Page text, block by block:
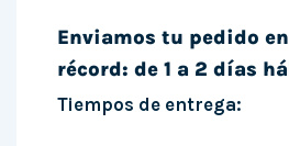
Enviamos tu pedido
récord: de 1 a 2 días
Tiempos de entrega: